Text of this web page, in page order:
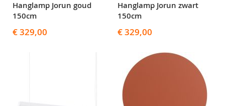
Hanglamp Jorun goud
150cm
€ 329,00
Hanglamp Jorun zwart
150cm
€ 329,00